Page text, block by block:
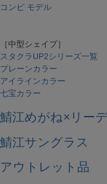
コンビ モデル
［中型シェイプ］
スタクラUP2シリーズ一覧
プレーンカラー
アイラインカラー
七宝カラー
鯖江めがね×リー
鯖江サングラス
アウトレット品